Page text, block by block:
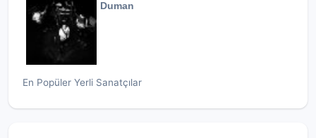
Duman
En Popüler Yerli Sanatçılar